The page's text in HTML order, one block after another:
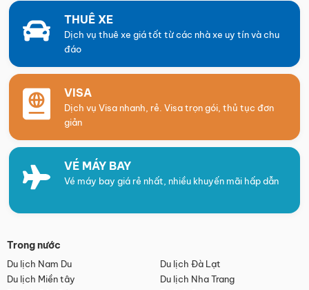
THUÊ XE
Dịch vụ thuê xe giá tốt từ các nhà xe uy tín và chu
đáo
VISA
Dịch vụ Visa nhanh, rẻ. Visa trọn gói, thủ tục đơn
giản
VÉ MÁY BAY
Vé máy bay giá rẻ nhất, nhiều khuyến mãi hấp dẫn
Trong nước
Du lịch Nam Du
Du lịch Đà Lạt
Du lịch Miền tây
Du lịch Nha Trang